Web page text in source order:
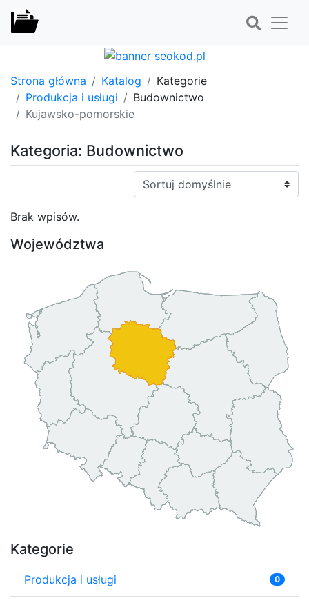
Strona główna Katalog
Kategorie
Produkcja i usługi
Budownictwo
Kujawsko-pomorskie
Kategoria: Budownictwo
Sortuj:
Brak wpisów.
Województwa
Kategorie
Produkcja i usługi 0